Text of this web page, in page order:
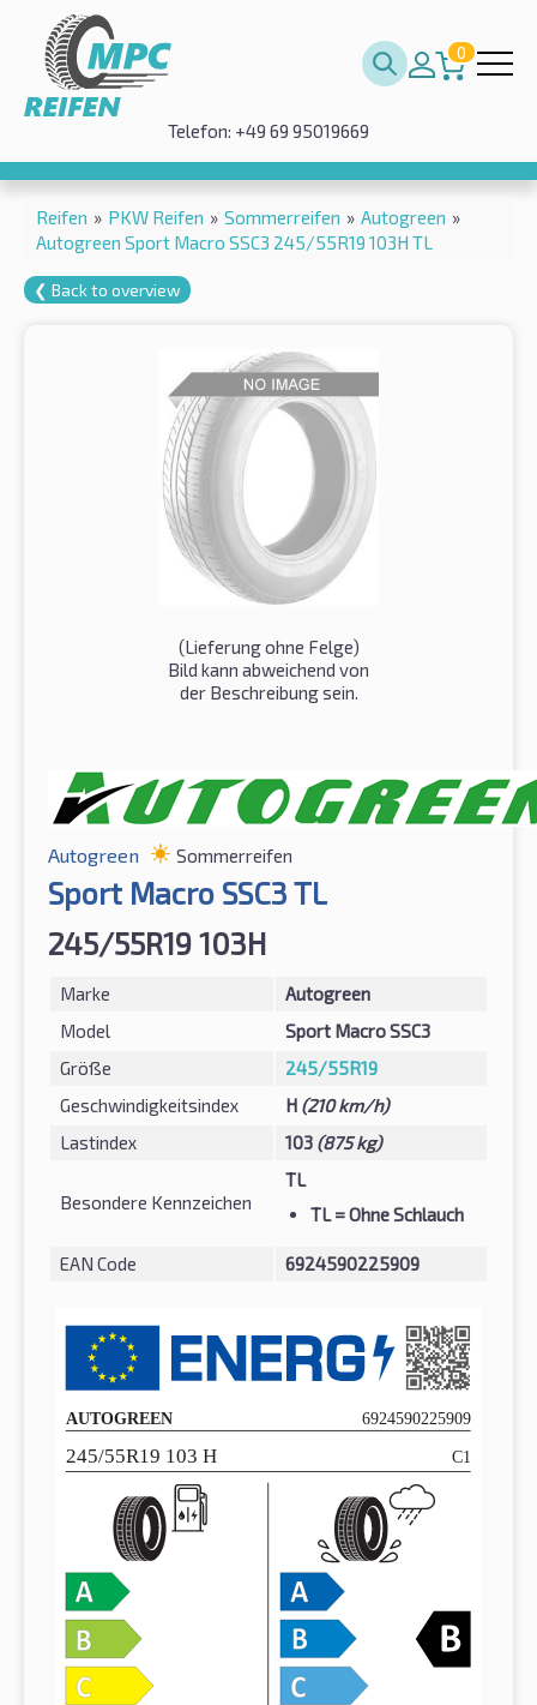
0
Telefon: +49 69 95019669
Reifen » PKW Reifen » Sommerreifen » Autogreen »
Autogreen Sport Macro SSC3 245/55R19 103H TL
❮ Back to overview
(Lieferung ohne Felge)
Bild kann abweichend von
der Beschreibung sein.
Autogreen Sommerreifen
Sport Macro SSC3 TL
245/55R19 103H
Marke
Autogreen
Model
Sport Macro SSC3
Größe
245/55R19
Geschwindigkeitsindex
H (210 km/h)
Lastindex
103 (875 kg)
Besondere Kennzeichen
TL
TL= Ohne Schlauch
EAN Code 6924590225909